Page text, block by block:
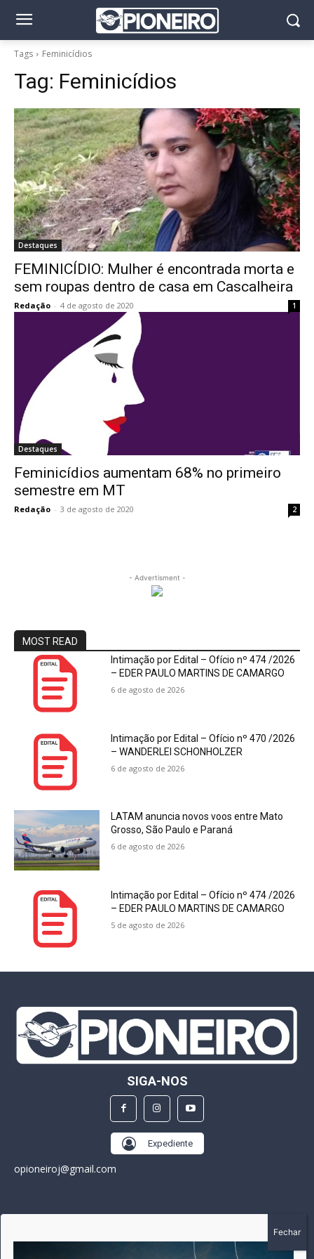
Tags Feminicídios
Tag: Feminicídios
Destaques
FEMINICÍDIO: Mulher é encontrada morta e
sem roupas dentro de casa em Cascalheira
Redação - 4 de agosto de 2020 1
Destaques
Feminicídios aumentam 68% no primeiro
semestre em MT
Redação - 3 de agosto de 2020 2
- Advertisment -
MOST READ
Intimação por Edital – Ofício nº 474 /2026
– EDER PAULO MARTINS DE CAMARGO
6 de agosto de 2026
Intimação por Edital – Ofício nº 470 /2026
– WANDERLEI SCHONHOLZER
6 de agosto de 2026
LATAM anuncia novos voos entre Mato
Grosso, São Paulo e Paraná
6 de agosto de 2026
Intimação por Edital – Ofício nº 474 /2026
– EDER PAULO MARTINS DE CAMARGO
5 de agosto de 2026
SIGA-NOS
Expediente
opioneiroj@gmail.com
A história do Pioneiro inicia em fevereiro de 2005 em